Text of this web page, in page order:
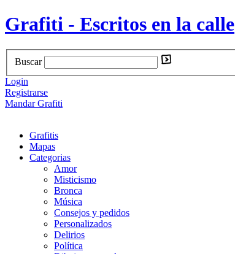
Grafiti - Escritos en la calle
Buscar
Login
Registrarse
Mandar Grafiti
Grafitis
Mapas
Categorias
Amor
Misticismo
Bronca
Música
Consejos y pedidos
Personalizados
Delirios
Política